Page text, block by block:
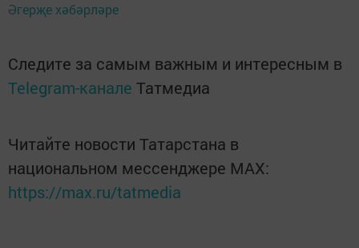
Әгерҗе хәбәрләре
Следите за самым важным и интересным в
Telegram-канале Татмедиа
Читайте новости Татарстана в
национальном мессенджере MАХ:
https://max.ru/tatmedia